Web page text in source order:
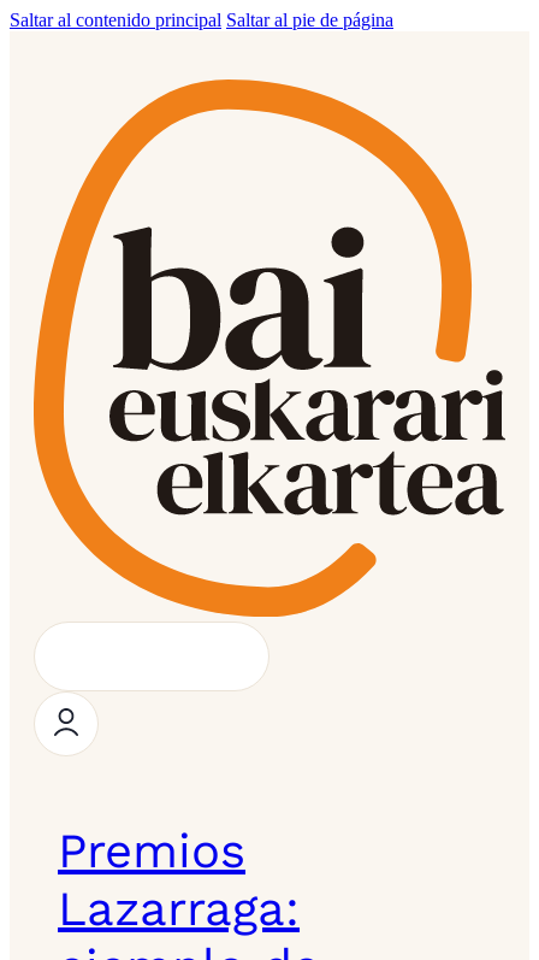
Saltar al contenido principal Saltar al pie de página
Premios
Lazarraga: